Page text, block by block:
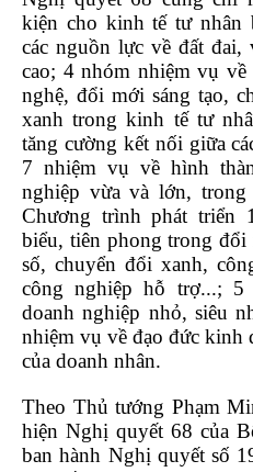
kiện cho kinh tế tư nhân
các nguồn lực về đất
cao; 4 nhóm nhiệm vụ
nghệ, đổi mới sáng tạo,
xanh trong kinh tế tư
tăng cường kết nối giữa
7 nhiệm vụ về hình
nghiệp vừa và lớn,
Chương trình phát triển
biểu, tiên phong trong đổi
số, chuyển đổi xanh,
công nghiệp hỗ trợ...;
doanh nghiệp nhỏ, siêu
nhiệm vụ về đạo đức kinh
của doanh nhân.
Theo Thủ tướng Phạm
hiện Nghị quyết 68 của
ban hành Nghị quyết số